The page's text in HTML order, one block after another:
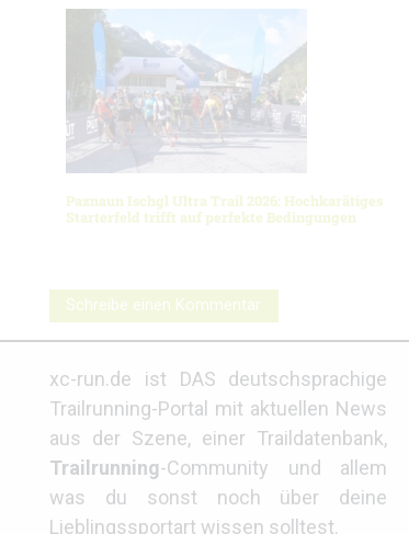
Paznaun Ischgl Ultra Trail 2026: Hochkarätiges
Starterfeld trifft auf perfekte Bedingungen
Schreibe einen Kommentar
xc-run.de ist DAS deutschsprachige
Trailrunning-Portal mit aktuellen News
aus der Szene, einer Traildatenbank,
Trailrunning-Community und allem
was du sonst noch über deine
Lieblingssportart wissen solltest.